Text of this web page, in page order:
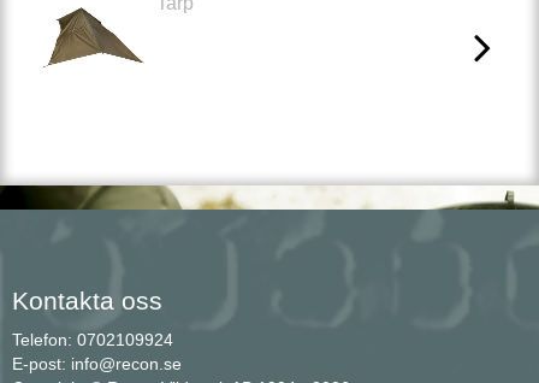
Kontakta oss
Telefon: 0702109924
E-post: info@recon.se